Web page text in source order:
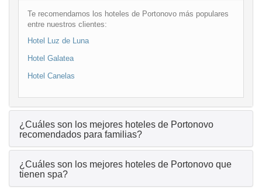
Te recomendamos los hoteles de Portonovo más populares
entre nuestros clientes:
Hotel Luz de Luna
Hotel Galatea
Hotel Canelas
¿Cuáles son los mejores hoteles de Portonovo
recomendados para familias?
¿Cuáles son los mejores hoteles de Portonovo que
tienen spa?